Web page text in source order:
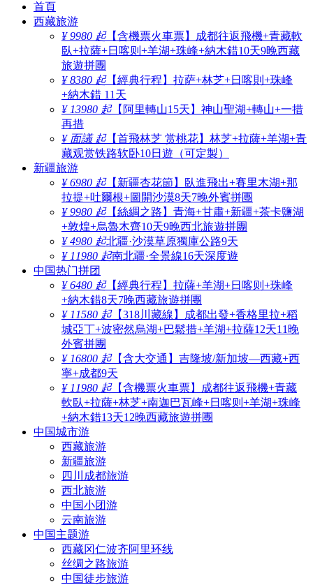
首頁
西藏旅游
¥ 9980 起【含機票火車票】成都往返飛機+青藏軟
臥+拉薩+日喀则+羊湖+珠峰+納木錯10天9晚西藏
旅遊拼團
¥ 8380 起【經典行程】拉萨+林芝+日喀則+珠峰
+納木錯 11天
¥ 13980 起【阿里轉山15天】神山聖湖+轉山+一措
再措
¥ 面議 起【首飛林芝 赏桃花】林芝+拉薩+羊湖+青
藏观赏铁路软卧10日遊（可定製）
新疆旅游
¥ 6980 起【新疆杏花節】臥進飛出+賽里木湖+那
拉提+吐爾根+圖開沙漠8天7晚外賓拼團
¥ 9980 起【絲綢之路】青海+甘肅+新疆+茶卡鹽湖
+敦煌+烏魯木齊10天9晚西北旅遊拼團
¥ 4980 起北疆·沙漠草原獨庫公路9天
¥ 11980 起南北疆·全景線16天深度遊
中国热门拼团
¥ 6480 起【經典行程】拉薩+羊湖+日喀则+珠峰
+納木錯8天7晚西藏旅遊拼團
¥ 11580 起【318川藏線】成都出發+香格里拉+稻
城亞丁+波密然烏湖+巴鬆措+羊湖+拉薩12天11晚
外賓拼團
¥ 16800 起【含大交通】吉隆坡/新加坡—西藏+西
寧+成都9天
¥ 11980 起【含機票火車票】成都往返飛機+青藏
軟臥+拉薩+林芝+南迦巴瓦峰+日喀则+羊湖+珠峰
+納木錯13天12晚西藏旅遊拼團
中国城市游
西藏旅游
新疆旅游
四川成都旅游
西北旅游
中国小团游
云南旅游
中国主题游
西藏冈仁波齐阿里环线
丝绸之路旅游
中国徒步旅游